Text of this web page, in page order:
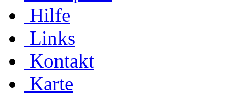
Hilfe
Links
Kontakt
Karte